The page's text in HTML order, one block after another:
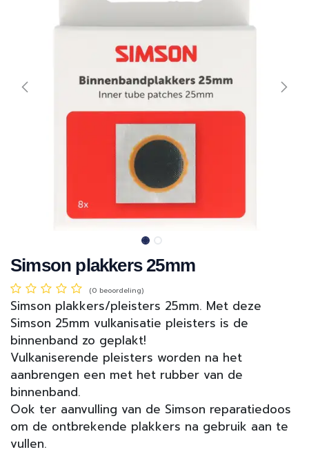
Simson plakkers 25mm
(0 beoordeling)
Simson plakkers/pleisters 25mm. Met deze
Simson 25mm vulkanisatie pleisters is de
binnenband zo geplakt!
Vulkaniserende pleisters worden na het
aanbrengen een met het rubber van de
binnenband.
Ook ter aanvulling van de Simson reparatiedoos
om de ontbrekende plakkers na gebruik aan te
vullen.